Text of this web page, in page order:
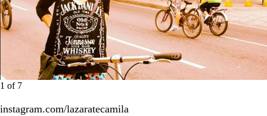
1 of 7
instagram.com/lazaratecamila